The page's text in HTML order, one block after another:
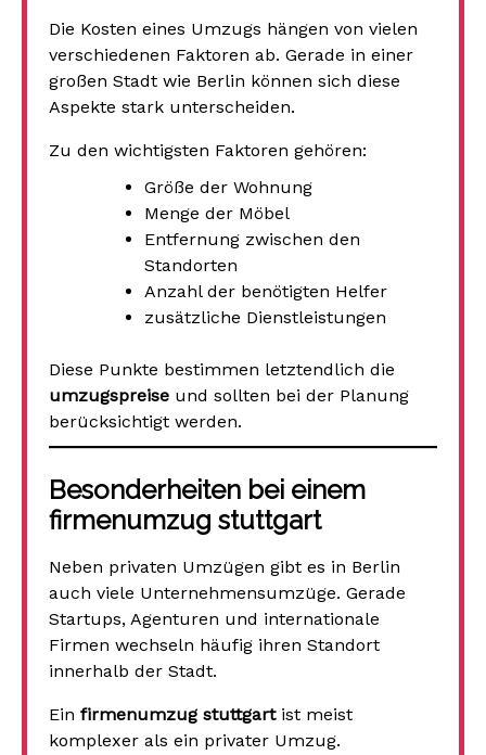
Die Kosten eines Umzugs hängen von vielen
verschiedenen Faktoren ab. Gerade in einer
großen Stadt wie Berlin können sich diese
Aspekte stark unterscheiden.
Zu den wichtigsten Faktoren gehören:
Größe der Wohnung
Menge der Möbel
Entfernung zwischen den
Standorten
Anzahl der benötigten Helfer
zusätzliche Dienstleistungen
Diese Punkte bestimmen letztendlich die
umzugspreise und sollten bei der Planung
berücksichtigt werden.
Besonderheiten bei einem
firmenumzug stuttgart
Neben privaten Umzügen gibt es in Berlin
auch viele Unternehmensumzüge. Gerade
Startups, Agenturen und internationale
Firmen wechseln häufig ihren Standort
innerhalb der Stadt.
Ein firmenumzug stuttgartist meist
komplexer als ein privater Umzug.